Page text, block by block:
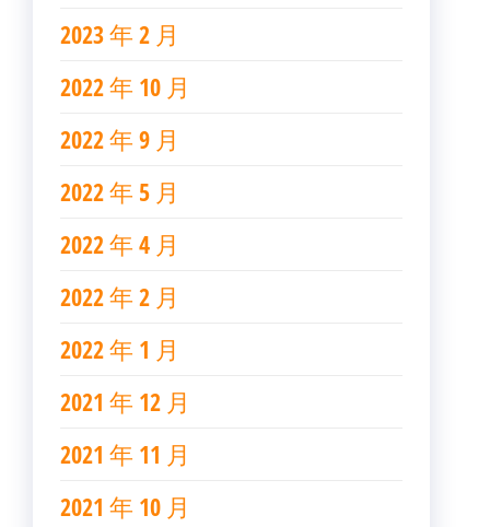
2023 年 2 月
2022 年 10 月
2022 年 9 月
2022 年 5 月
2022 年 4 月
2022 年 2 月
2022 年 1 月
2021 年 12 月
2021 年 11 月
2021 年 10 月